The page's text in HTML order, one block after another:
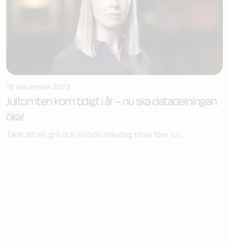
18 december 2023
Jultomten kom tidigt i år – nu ska datadelningen
öka!
Tänk att en grå och snölös måndag strax före jul...